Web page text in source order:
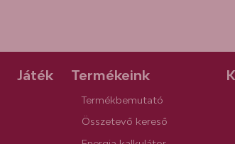
Játék Termékeink
Termékbemutató
Összetevő kereső